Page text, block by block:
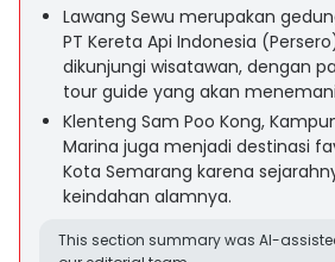
Lawang Sewu merupakan
PT Kereta Api Indonesia
dikunjungi wisatawan, dengan
tour guide yang akan
Klenteng Sam Poo Kong,
Marina juga menjadi destinasi
Kota Semarang karena
keindahan alamnya.
This section summary was AI-